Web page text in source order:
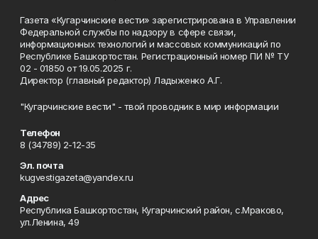
Газета «Кугарчинские вести» зарегистрирована в Управлении
Федеральной службы по надзору в сфере связи,
информационных технологий и массовых коммуникаций по
Республике Башкортостан. Регистрационный номер ПИ № ТУ
02 - 01850 от 19.05.2025 г.
Директор (главный редактор) Ладыженко А.Г.
"Кугарчинские вести" - твой проводник в мир информации
Телефон
8 (34789) 2-12-35
Эл. почта
kugvestigazeta@yandex.ru
Адрес
Республика Башкортостан, Кугарчинский район, с.Мраково,
ул.Ленина, 49